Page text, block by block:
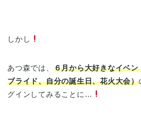
しかし
あつ森では、 ６月から大好きなイベ
ブライド、自分の誕生日、花火大会）
グインしてみることに…